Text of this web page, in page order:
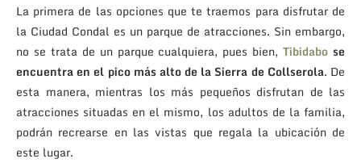
La primera de las opciones que te traemos para disfrutar de
la Ciudad Condal es un parque de atracciones. Sin embargo,
no se trata de un parque cualquiera, pues bien, Tibidabo se
encuentra en el pico más alto de la Sierra de Collserola. De
esta manera, mientras los más pequeños disfrutan de las
atracciones situadas en el mismo, los adultos de la familia,
podrán recrearse en las vistas que regala la ubicación de
este lugar.